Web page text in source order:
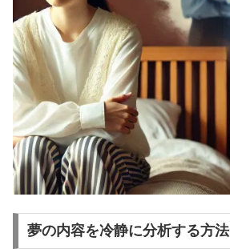
夢の内容を冷静に分析する方法